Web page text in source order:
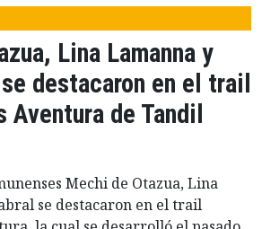
Lina Lamanna y
destacaron en el trail
Aventura de Tandil
Mechi de Otazua, Lina
se destacaron en el trail